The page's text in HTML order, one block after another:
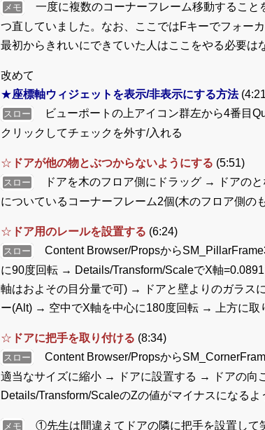
メモ
一度に複数のコーナーフレーム移動すること
つ直していました。なお、ここではFキーでフォー
最初からきれいにできていた人はここをやる必要は
改めて
★座標軸ウィジェットを表示/非表示にする方法
スロー
ビューポートの上アイコン群左から4番目
クリックしてチェックを外す/入れる
☆ ドアが他の物とぶつからないようにする (5:51)
スロー
ドアを木のフロア側にドラッグ → ドアのと
についているコーナーフレーム2個(木のフロア側の
☆ ドア用のレールを設置する (6:24)
スロー
Content Browser/Propsから
に90度回転 → Details/Transform/ScaleでX軸
軸はおよその目分量で可) → ドアと壁よりのガラス
ー(Alt) → 空中でX軸を中心に180度回転 → 上方に取
☆ ドアに把手を取り付ける (8:34)
スロー
Content Browser/Propsから
適当なサイズに縮小 → ドアに設置する → ドアの向
Details/Transform/ScaleのZの値がマイナスになる
メモ
①先生は間違えてドアの隣に把手を設置して